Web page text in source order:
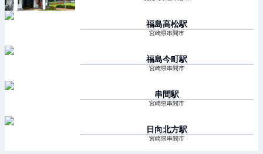
福島高松駅
宮崎県串間市
福島今町駅
宮崎県串間市
串間駅
宮崎県串間市
日向北方駅
宮崎県串間市